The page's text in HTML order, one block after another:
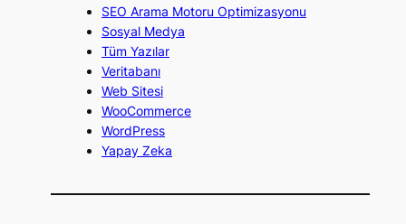
SEO Arama Motoru Optimizasyonu
Sosyal Medya
Tüm Yazılar
Veritabanı
Web Sitesi
WooCommerce
WordPress
Yapay Zeka